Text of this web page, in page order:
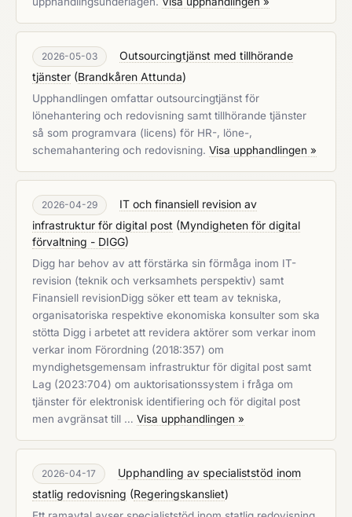
2026-05-03
Outsourcingtjänst med tillhörande
tjänster (Brandkåren Attunda)
Upphandlingen omfattar outsourcingtjänst för
lönehantering och redovisning samt tillhörande tjänster
så som programvara (licens) för HR-, löne-,
schemahantering och redovisning. Visa upphandlingen »
2026-04-29
IT och finansiell revision av
infrastruktur för digital post (Myndigheten för digital
förvaltning - DIGG)
Digg har behov av att förstärka sin förmåga inom IT-
revision (teknik och verksamhets perspektiv) samt
Finansiell revisionDigg söker ett team av tekniska,
organisatoriska respektive ekonomiska konsulter som ska
stötta Digg i arbetet att revidera aktörer som verkar inom
verkar inom Förordning (2018:357) om
myndighetsgemensam infrastruktur för digital post samt
Lag (2023:704) om auktorisationssystem i fråga om
tjänster för elektronisk identifiering och för digital post
men avgränsat till … Visa upphandlingen »
2026-04-17
Upphandling av specialiststöd inom
statlig redovisning (Regeringskansliet)